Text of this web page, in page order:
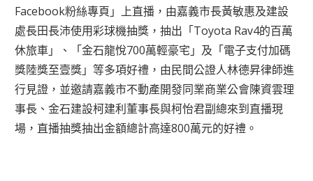
Facebook粉絲專頁」上直播，由嘉義市長黃敏惠及建設
處長田長沛使用彩球機抽獎，抽出「Toyota Rav4的百萬
休旅車」、「金石龍悅700萬輕豪宅」及「電子支付加碼
獎陸獎至壹獎」等多項好禮，由民間公證人林德昇律師進
行見證，並邀請嘉義市不動產開發同業商業公會陳資雲理
事長、金石建設柯建利董事長與柯怡君副總來到直播現
場，直播抽獎抽出金額總計高達800萬元的好禮。